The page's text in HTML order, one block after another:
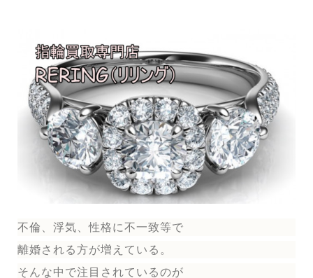
不倫、浮気、性格に不一致等で
離婚される方が増えている。
そんな中で注目されているのが